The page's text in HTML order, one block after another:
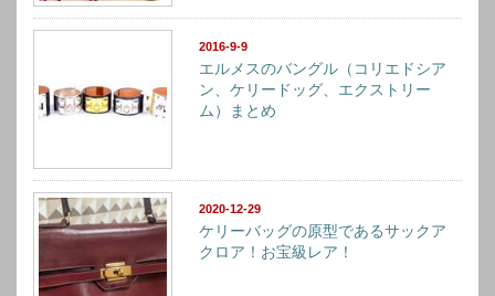
2016-9-9
エルメスのバングル（コリエドシア
ン、ケリードッグ、エクストリー
ム）まとめ
2020-12-29
ケリーバッグの原型であるサックア
クロア！お宝級レア！